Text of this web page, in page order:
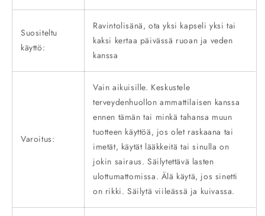
Suositeltu
käyttö:
Ravintolisänä, ota yksi kapseli yksi tai
kaksi kertaa päivässä ruoan ja veden
kanssa
Varoitus:
Vain aikuisille. Keskustele
terveydenhuollon ammattilaisen kanssa
ennen tämän tai minkä tahansa muun
tuotteen käyttöä, jos olet raskaana tai
imetät, käytät lääkkeitä tai sinulla on
jokin sairaus. Säilytettävä lasten
ulottumattomissa. Älä käytä, jos sinetti
on rikki. Säilytä viileässä ja kuivassa.